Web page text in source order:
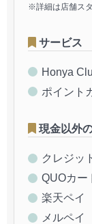
※詳細は店舗ス
サービス
Honya
ポイント
現金以外
クレジッ
QUOカー
楽天ペイ
メルペイ